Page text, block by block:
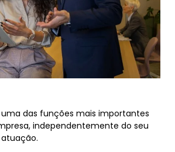
das funções mais importantes
independentemente do seu